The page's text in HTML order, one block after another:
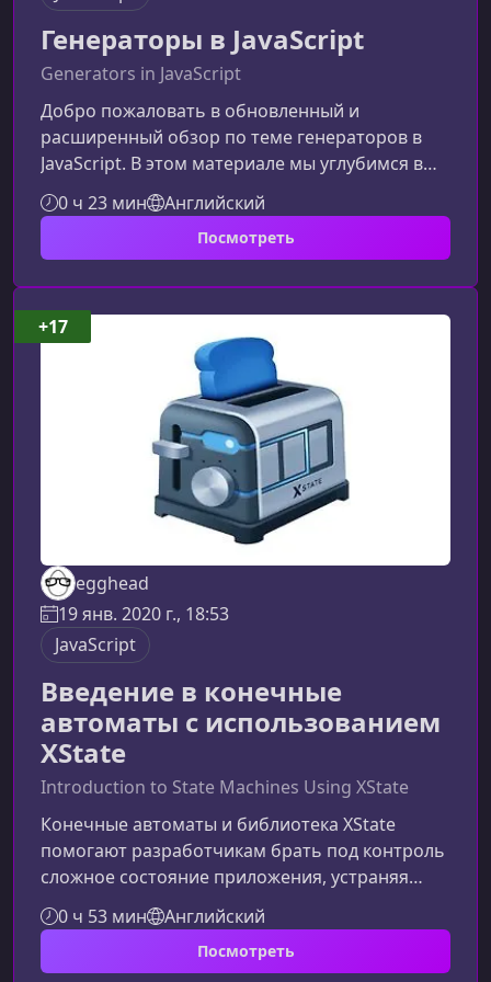
Генераторы в JavaScript
Generators in JavaScript
Добро пожаловать в обновленный и
расширенный обзор по теме генераторов в
JavaScript. В этом материале мы углубимся в
то, как работают генераторы, какие
практические задачи они решают и почему их
стоит использовать для более чистой,
кода.Что такое генераторы?Генераторы в
JavaScript — это особый тип функций, которые
позволяют пошагово управлять выполнением.
В отличие от обычных функций, генератор
0 ч 23 мин Английский
Посмотреть
egghead
19 янв. 2020 г., 18:53
JavaScript
Введение в конечные
автоматы с использованием
XState
Introduction to State Machines Using XState
Конечные автоматы и библиотека XState
помогают разработчикам брать под контроль
сложное состояние приложения, устраняя
хаос логических флагов и разрозненной
бизнес‑логики. Почему управление
состоянием становится сложнымВо многих
0 ч 53 мин Английский
Посмотреть
+17